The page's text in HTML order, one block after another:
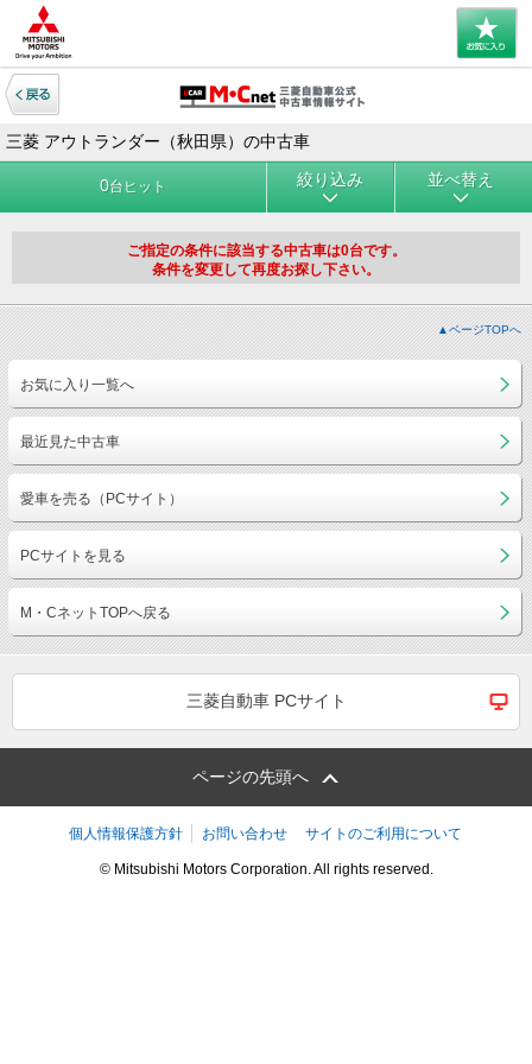
三菱 アウトランダー（秋田県）の中古車
0台ヒット 絞り込み 並べ替え
ご指定の条件に該当する中古車は0台です。
条件を変更して再度お探し下さい。
▲ページTOPへ
お気に入り一覧へ
最近見た中古車
愛車を売る（PCサイト）
PCサイトを見る
M・CネットTOPへ戻る
三菱自動車 PCサイト
ページの先頭へ
個人情報保護方針 お問い合わせ サイトのご利用について
© Mitsubishi Motors Corporation. All rights reserved.